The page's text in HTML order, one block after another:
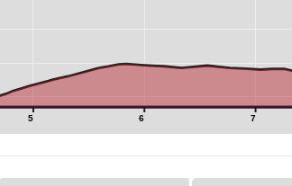
5 6 7